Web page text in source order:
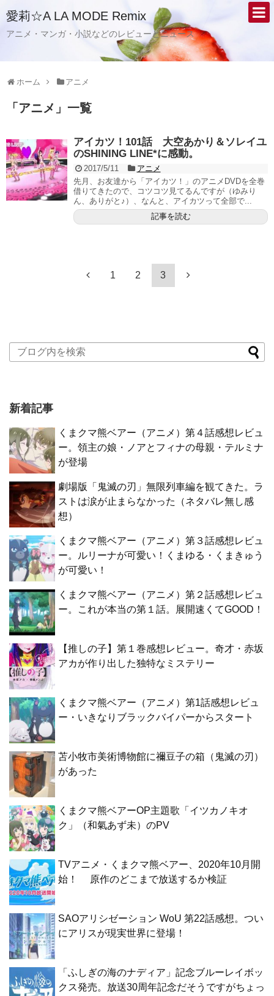
愛莉☆A LA MODE Remix
アニメ・マンガ・小説などのレビューとニュース
ホーム アニメ
「 アニメ 」 一覧
アイカツ！101話 大空あかり＆ソレイユ
のSHINING LINE*に感動。
2017/5/11
アニメ
先月、お友達から「アイカツ！」のアニメDVDを全巻
借りてきたので、コツコツ見てるんですが（ゆみり
ん、ありがと♪）、なんと、アイカツって全部で...
記事を読む
1 2 3
新着記事
くまクマ熊ベアー（アニメ）第４話感想レビュ
ー。領主の娘・ノアとフィナの母親・テルミナ
が登場
劇場版「鬼滅の刃」無限列車編を観てきた。ラ
ストは涙が止まらなかった（ネタバレ無し感
想）
くまクマ熊ベアー（アニメ）第３話感想レビュ
ー。ルリーナが可愛い！くまゆる・くまきゅう
が可愛い！
くまクマ熊ベアー（アニメ）第２話感想レビュ
ー。これが本当の第１話。展開速くてGOOD！
【推しの子】第１巻感想レビュー。奇才・赤坂
アカが作り出した独特なミステリー
くまクマ熊ベアー（アニメ）第1話感想レビュ
ー・いきなりブラックバイパーからスタート
苫小牧市美術博物館に禰豆子の箱（鬼滅の刃）
があった
くまクマ熊ベアーOP主題歌「イツカノキオ
ク」（和氣あず未）のPV
TVアニメ・くまクマ熊ベアー、2020年10月開
始！ 原作のどこまで放送するか検証
SAOアリシゼーション WoU 第22話感想。つい
にアリスが現実世界に登場！
「ふしぎの海のナディア」記念ブルーレイボッ
クス発売。放送30周年記念だそうですがちょっ